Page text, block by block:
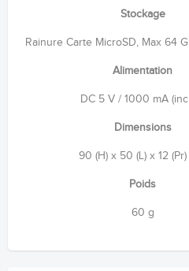
Stockage
Rainure Carte MicroSD, Max 64
Alimentation
DC 5 V / 1000 mA
Dimensions
90 (H) x 50 (L) x 12
Poids
60 g